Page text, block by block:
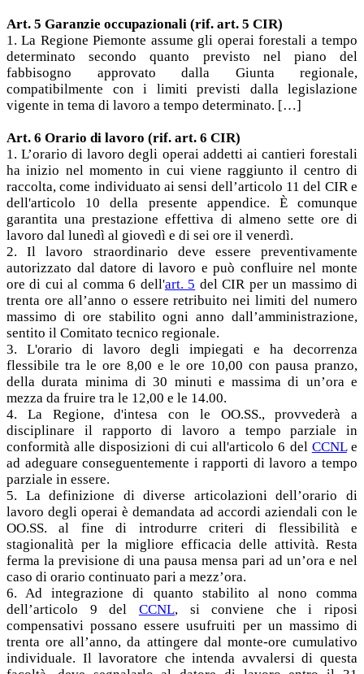
Art. 5 Garanzie occupazionali (rif. art. 5 CIR)
1. La Regione Piemonte assume gli operai forestali a tempo
determinato secondo quanto previsto nel piano del
fabbisogno approvato dalla Giunta regionale,
compatibilmente con i limiti previsti dalla legislazione
vigente in tema di lavoro a tempo determinato. […]
Art. 6 Orario di lavoro (rif. art. 6 CIR)
1. L’orario di lavoro degli operai addetti ai cantieri forestali
ha inizio nel momento in cui viene raggiunto il centro di
raccolta, come individuato ai sensi dell’articolo 11 del CIR e
dell'articolo 10 della presente appendice. È comunque
garantita una prestazione effettiva di almeno sette ore di
lavoro dal lunedì al giovedì e di sei ore il venerdì.
2. Il lavoro straordinario deve essere preventivamente
autorizzato dal datore di lavoro e può confluire nel monte
ore di cui al comma 6 dell'art. 5 del CIR per un massimo di
trenta ore all’anno o essere retribuito nei limiti del numero
massimo di ore stabilito ogni anno dall’amministrazione,
sentito il Comitato tecnico regionale.
3. L'orario di lavoro degli impiegati e ha decorrenza
flessibile tra le ore 8,00 e le ore 10,00 con pausa pranzo,
della durata minima di 30 minuti e massima di un’ora e
mezza da fruire tra le 12,00 e le 14.00.
4. La Regione, d'intesa con le OO.SS., provvederà a
disciplinare il rapporto di lavoro a tempo parziale in
conformità alle disposizioni di cui all'articolo 6 del CCNLe
ad adeguare conseguentemente i rapporti di lavoro a tempo
parziale in essere.
5. La definizione di diverse articolazioni dell’orario di
lavoro degli operai è demandata ad accordi aziendali con le
OO.SS. al fine di introdurre criteri di flessibilità e
stagionalità per la migliore efficacia delle attività. Resta
ferma la previsione di una pausa mensa pari ad un’ora e nel
caso di orario continuato pari a mezz’ora.
6. Ad integrazione di quanto stabilito al nono comma
dell’articolo 9 del CCNL, si conviene che i riposi
compensativi possano essere usufruiti per un massimo di
trenta ore all’anno, da attingere dal monte-ore cumulativo
individuale. Il lavoratore che intenda avvalersi di questa